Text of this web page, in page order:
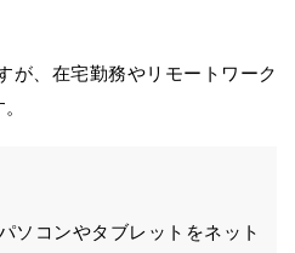
が、在宅勤務やリモートワーク
ソコンやタブレットをネット